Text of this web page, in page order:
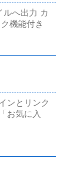
ルへ出力 カ
機能付き
ンとリンク
お気に入